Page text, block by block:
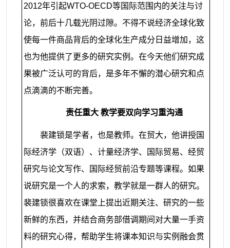
2012年引起WTO-OECD等国际范围内的关注与讨
论，前后十几载光阴过隙。不得不说经济全球化致
使每一件商品背后的全球化生产成分日益增加，这
也为他提供了更多的研究实例。在今天他们研究成
果被广泛认可的背后，是多年不懈的潜心研究和点
点滴滴的不断完善。
责任重大 教学要双向学习重沟通
裴建锁是学者，也是教师。在贸大，他讲授国
际经济学（双语）、计量经济学、国际贸易、经贸
研究与论文写作、国际经贸前沿专题等课程。如果
说研究是一个人的求索，教学就是一群人的研究。
裴建锁很喜欢在课堂上提出近期关注、研究的一些
新鲜的东西，并结合商务部借调期间对大量一手资
料的研究心得，帮助学生将课本知识与实例融会贯